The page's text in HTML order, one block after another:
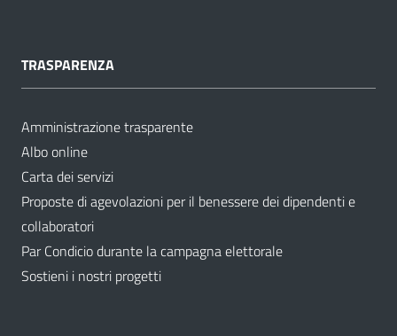
TRASPARENZA
Amministrazione trasparente
Albo online
Carta dei servizi
Proposte di agevolazioni per il benessere dei dipendenti e
collaboratori
Par Condicio durante la campagna elettorale
Sostieni i nostri progetti